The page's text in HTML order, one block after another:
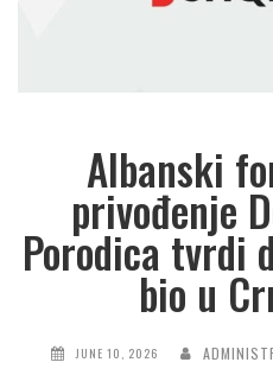
Albanski
privođenje
Porodica tvrdi
bio u
JUNE 10, 2026